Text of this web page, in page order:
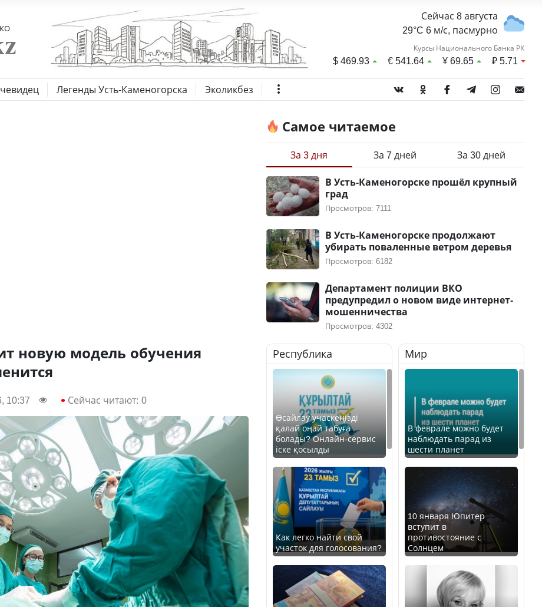
Сейчас 8 августа
29°C 6 м/с, пасмурно
Курсы Национального Банка РК
$469.93 €541.64 ¥69.65 ₽5.71
Легенды Усть-Каменогорска Эколикбез
новую модель обучения
10:37 Сейчас читают: 0
Самое читаемое
За 3 дня За 7 дней За 30 дней
В Усть-Каменогорске прошёл крупный
град
Просмотров: 7111
В Усть-Каменогорске продолжают
убирать поваленные ветром деревья
Просмотров: 6182
Департамент полиции ВКО
предупредил о новом виде интернет-
мошенничества
Просмотров: 4302
Республика
Өсайлау учаскеңізді
қалай оңай табуға
болады? Онлайн-сервис
іске қосылды
Как легко найти свой
участок для голосования?
Мир
В феврале можно будет
наблюдать парад из
шести планет
10 января Юпитер
вступит в
противостояние с
Солнцем